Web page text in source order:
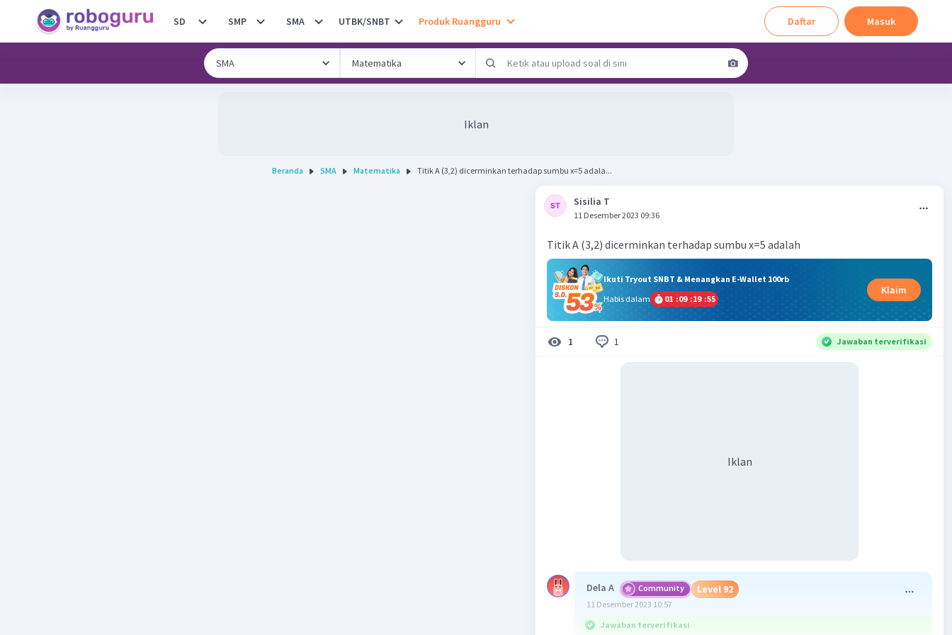
SD SMP SMA UTBK/SNBT Produk Ruangguru Daftar Masuk
Iklan
Beranda SMA Matematika Titik A (3,2) dicerminkan terhadap sumbu x=5 adala...
Sisilia T
11 Desember 2023 09:36
Titik A (3,2) dicerminkan terhadap sumbu x=5 adalah
Ikuti Tryout SNBT & Menangkan E-Wallet 100rb
Habis dalam
01 :09 :19 :54
Klaim
1 1 Jawaban terverifikasi
Iklan
Dela A Community Level 92
11 Desember 2023 10:57
Jawaban terverifikasi